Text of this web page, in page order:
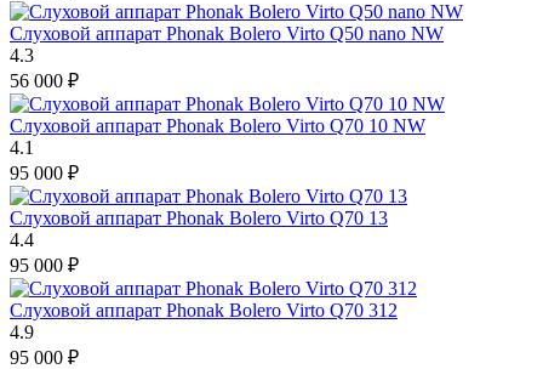
Слуховой аппарат Phonak Bolero Virto Q50 nano NW
4.3
56 000 ₽
Слуховой аппарат Phonak Bolero Virto Q70 10 NW
4.1
95 000 ₽
Слуховой аппарат Phonak Bolero Virto Q70 13
4.4
95 000 ₽
Слуховой аппарат Phonak Bolero Virto Q70 312
4.9
95 000 ₽